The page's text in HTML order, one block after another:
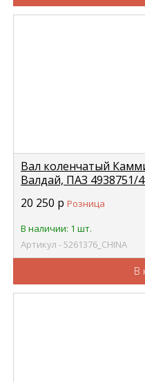
Вал коленчатый
Валдай, ПАЗ 4938751/
20 250 р Розница
В наличии: 1 шт.
Артикул - 5261376_CHINA
В